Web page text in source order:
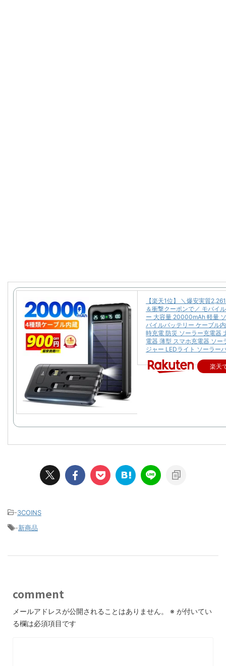
【楽天1位】 ＼爆安実質
＆衝撃クーポンで／ モバイ
ー 大容量 20000mAh 軽量
バイルバッテリー ケーブル
時充電 防災 ソーラー充電器
電器 薄型 スマホ充電器 ソー
ジャー LEDライト ソーラー
楽天
-3COINS
-新商品
comment
メールアドレスが公開されることはありません。 ※ が付いてい
る欄は必須項目です